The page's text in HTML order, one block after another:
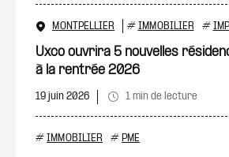
MONTPELLIER # IMMOBILIER #
Uxco ouvrira 5 nouvelles
à la rentrée 2026
19 juin 2026 1 min de lecture
# IMMOBILIER # PME